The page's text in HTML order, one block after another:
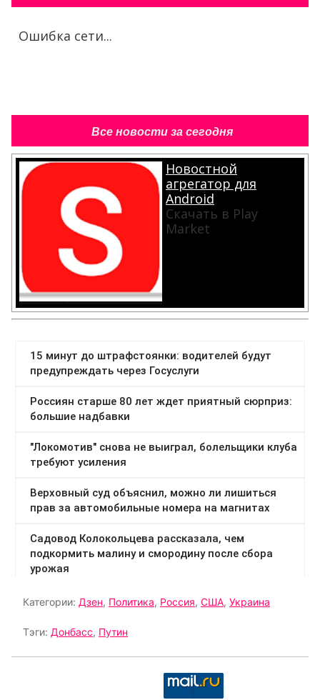
Ошибка сети...
Все новости за сегодня
Новостной
агрегатор для
Android
Скачать в Play
Market
Категории: Дзен, Политика, Россия, США, Украина
Тэги: Донбасс, Путин